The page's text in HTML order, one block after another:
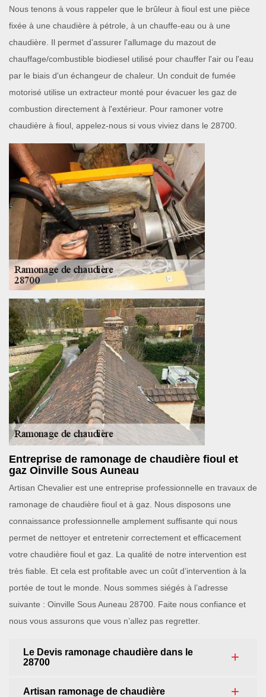
Nous tenons à vous rappeler que le brûleur à fioul est une pièce
fixée à une chaudière à pétrole, à un chauffe-eau ou à une
chaudière. Il permet d’assurer l'allumage du mazout de
chauffage/combustible biodiesel utilisé pour chauffer l'air ou l'eau
par le biais d'un échangeur de chaleur. Un conduit de fumée
motorisé utilise un extracteur monté pour évacuer les gaz de
combustion directement à l'extérieur. Pour ramoner votre
chaudière à fioul, appelez-nous si vous viviez dans le 28700.
Entreprise de ramonage de chaudière fioul et
gaz Oinville Sous Auneau
Artisan Chevalier est une entreprise professionnelle en travaux de
ramonage de chaudière fioul et à gaz. Nous disposons une
connaissance professionnelle amplement suffisante qui nous
permet de nettoyer et entretenir correctement et efficacement
votre chaudière fioul et gaz. La qualité de notre intervention est
très fiable. Et cela est profitable avec un coût d’intervention à la
portée de tout le monde. Nous sommes siégés à l’adresse
suivante : Oinville Sous Auneau 28700. Faite nous confiance et
nous vous assurons que vous n’allez pas regretter.
Le Devis ramonage chaudière dans le
28700
Artisan ramonage de chaudière